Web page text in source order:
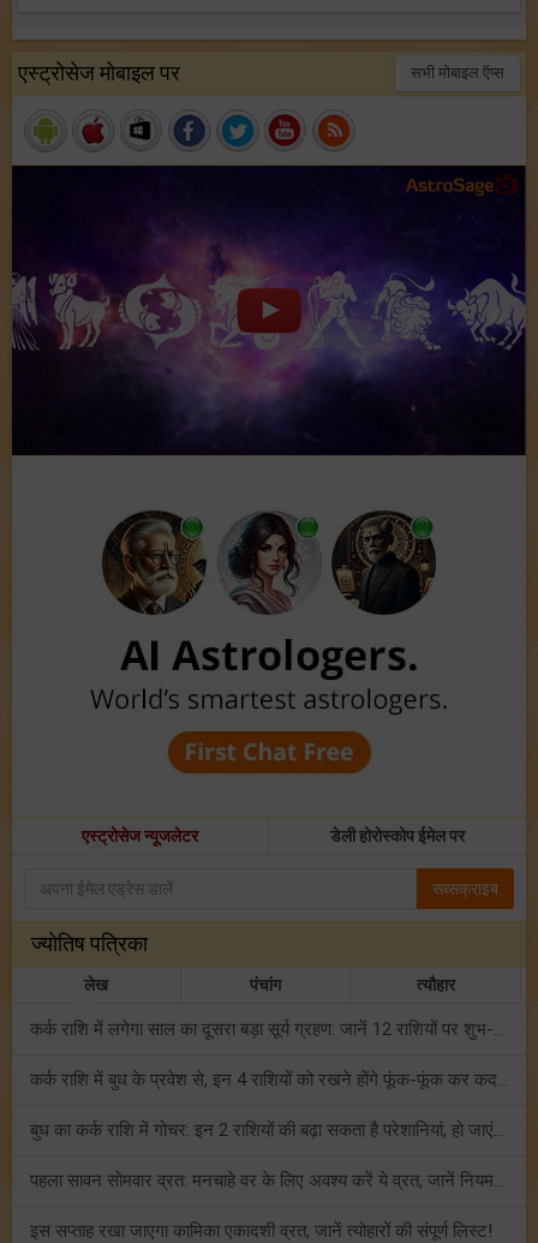
एस्ट्रोसेज मोबाइल पर सभी मोबाइल ऍप्स
एस्ट्रोसेज न्यूजलेटर डेली होरोस्कोप ईमेल पर
सब्सक्राइब
ज्योतिष पत्रिका
लेख पंचांग त्यौहार
कर्क राशि में लगेगा साल का दूसरा बड़ा सूर्य ग्रहण: जानें 12 राशियों पर शुभ-अशुभ प्रभाव!
कर्क राशि में बुध के प्रवेश से, इन 4 राशियों को रखने होंगे फूंक-फूंक कर कदम!
बुध का कर्क राशि में गोचर: इन 2 राशियों की बढ़ा सकता है परेशानियां, हो जाएं सावधान!
पहला सावन सोमवार व्रत: मनचाहे वर के लिए अवश्य करें ये व्रत, जानें नियम एवं पूजा विधि!
इस सप्ताह रखा जाएगा कामिका एकादशी व्रत, जानें त्योहारों की संपूर्ण लिस्ट!